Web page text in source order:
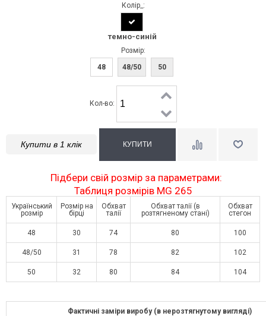
Колір_:
темно-синій
Розмір:
48
48/50 50
Кол-во:
Купити в 1 клік
Підбери свій розмір за параметрами:
Таблиця розмірів MG 265
Український
розмір
Розмір на
бірці
Обхват
талії
Обхват талії (в
розтягненому стані)
Обхват
стегон
48 30 74 80 100
48/50 31 78 82 102
50 32 80 84 104
Фактичні заміри виробу (в нерозтягнутому вигляді)